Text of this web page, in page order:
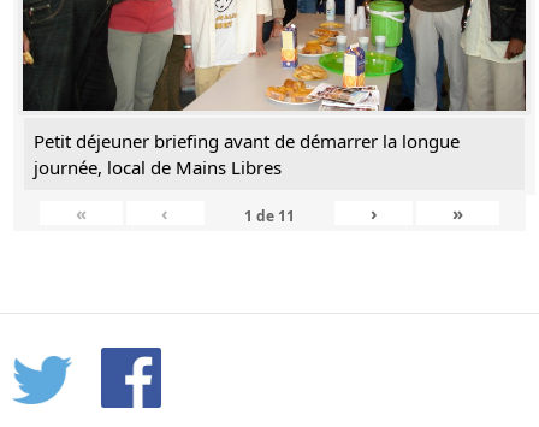
Petit déjeuner briefing avant de démarrer la longue
journée, local de Mains Libres
«
‹ 1 de 11 › »